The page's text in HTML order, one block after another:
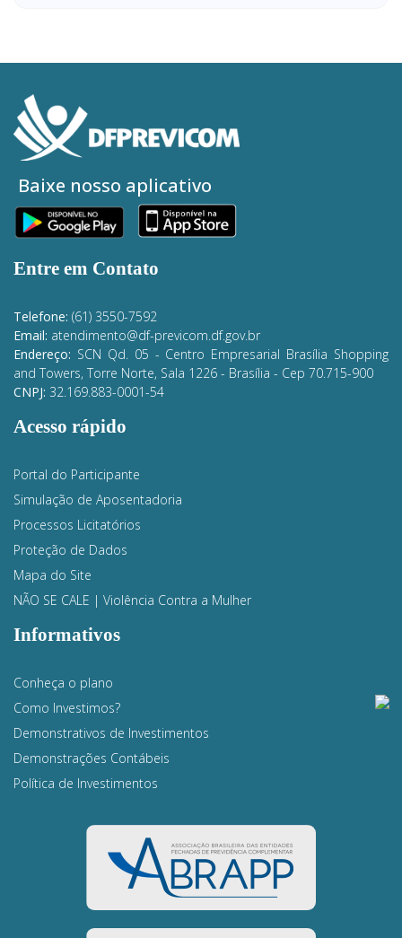
Baixe nosso aplicativo
Entre em Contato
Telefone: (61) 3550-7592
Email: atendimento@df-previcom.df.gov.br
Endereço: SCN Qd. 05 - Centro Empresarial Brasília Shopping
and Towers, Torre Norte, Sala 1226 - Brasília - Cep 70.715-900
CNPJ: 32.169.883-0001-54
Acesso rápido
Portal do Participante
Simulação de Aposentadoria
Processos Licitatórios
Proteção de Dados
Mapa do Site
NÃO SE CALE | Violência Contra a Mulher
Informativos
Conheça o plano
Como Investimos?
Demonstrativos de Investimentos
Demonstrações Contábeis
Política de Investimentos